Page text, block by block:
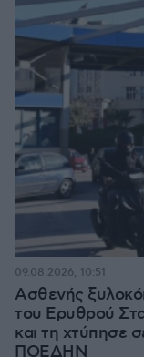
Ασθενής
του Ερυθρού
και τη χτύπησε
ΠΟΕΔΗΝ
09.08.2026, 10:51